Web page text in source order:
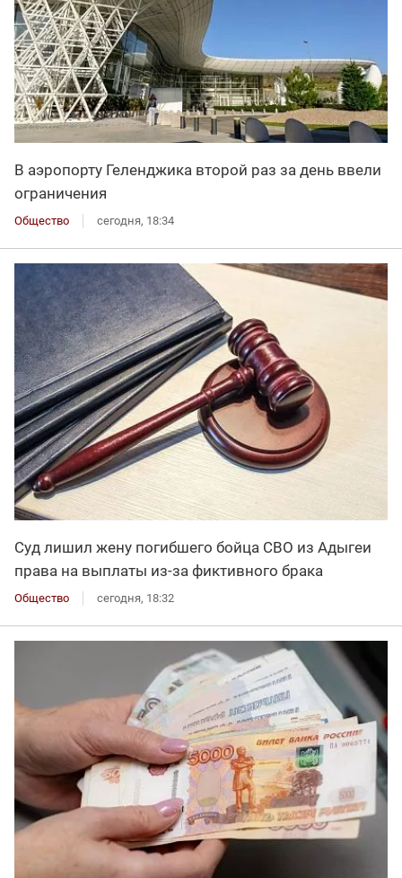
В аэропорту Геленджика второй раз за день ввели
ограничения
Общество сегодня, 18:34
Суд лишил жену погибшего бойца СВО из Адыгеи
права на выплаты из-за фиктивного брака
Общество сегодня, 18:32